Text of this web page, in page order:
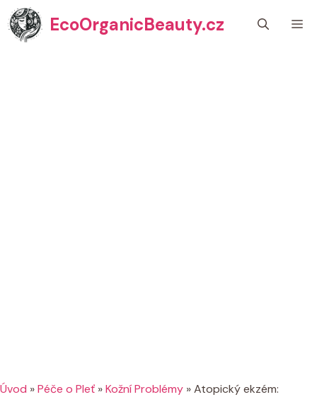
Přeskočit
na
obsah
EcoOrganicBeauty.cz
Úvod »Péče o Pleť »Kožní Problémy »Atopický ekzém: